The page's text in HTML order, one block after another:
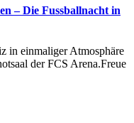
– Die Fussballnacht in
in einmaliger Atmosphäre
der FCS Arena.Freue